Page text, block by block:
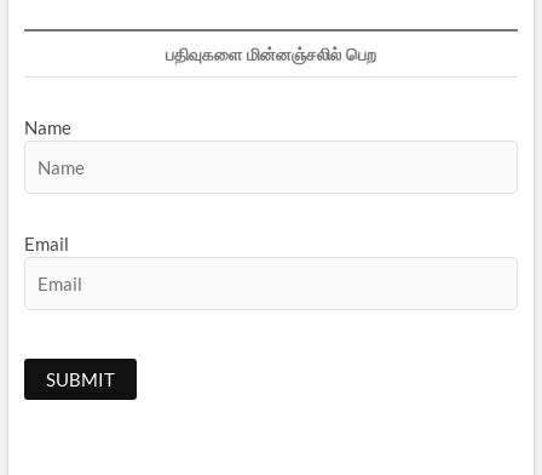
பதிவுகளை மின்னஞ்சலில் பெற
Name
Email